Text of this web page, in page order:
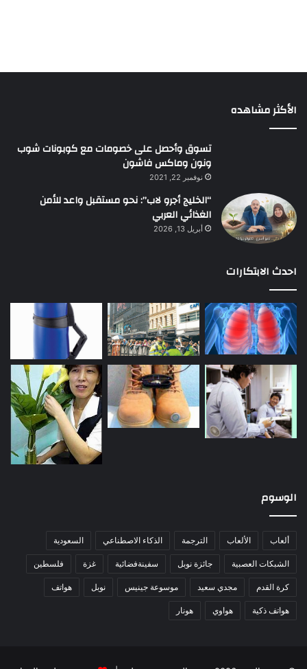
الأكثر مشاهده
تسوق وأحصل على خصومات مع كوبونات شوب
ونون وماكس فاشون
نوفمبر 22, 2021
“الخليج أجرو لاب”: نحو مستقبل واعد للأمن
الغذائي العربي
أبريل 13, 2026
احدث الابتكارات
الوسوم
ألعاب الألعاب الترجمة الذكاء الاصطناعي السعودية
الشبكات العصبية جائزة نوبل سفينةفضائية غزة فلسطين
كرة القدم مجدي سعيد موسوعة جينيس نوبل هواتف
هواتف ذكية هواوي هونار